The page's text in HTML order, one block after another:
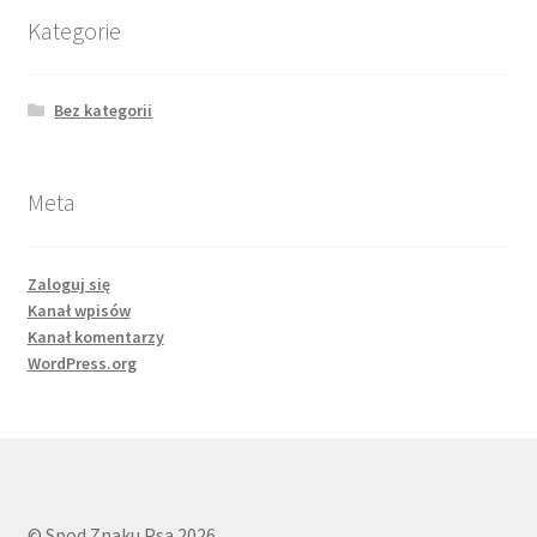
Kategorie
Bez kategorii
Meta
Zaloguj się
Kanał wpisów
Kanał komentarzy
WordPress.org